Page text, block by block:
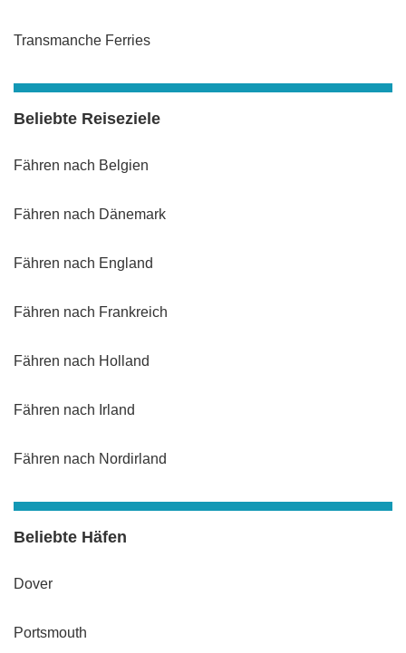
Transmanche Ferries
Beliebte Reiseziele
Fähren nach Belgien
Fähren nach Dänemark
Fähren nach England
Fähren nach Frankreich
Fähren nach Holland
Fähren nach Irland
Fähren nach Nordirland
Beliebte Häfen
Dover
Portsmouth